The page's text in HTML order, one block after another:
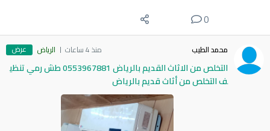
0
محمد الطيب منذ 4 ساعات الرياض عرض
التخلص من الاثاث القديم بالرياض 0553967881 طش رمي تنظي
ف التخلص من أثاث قديم بالرياض